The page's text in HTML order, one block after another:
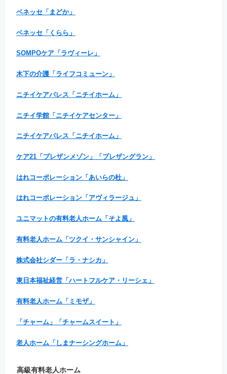
ベネッセ「まどか」
ベネッセ「くらら」
SOMPOケア「ラヴィーレ」
木下の介護「ライフコミューン」
ニチイケアパレス「ニチイホーム」
ニチイ学館「ニチイケアセンター」
ニチイケアパレス「ニチイホーム」
ケア21「プレザンメゾン」「プレザングラン」
はれコーポレーション「あいらの杜」
はれコーポレーション「アヴィラージュ」
ユニマットの有料老人ホーム「そよ風」
有料老人ホーム「ツクイ・サンシャイン」
株式会社シダー「ラ・ナシカ」
東日本福祉経営「ハートフルケア・リーシェ」
有料老人ホーム「ミモザ」
「チャーム」「チャームスイート」
老人ホーム「しまナーシングホーム」
高級有料老人ホーム